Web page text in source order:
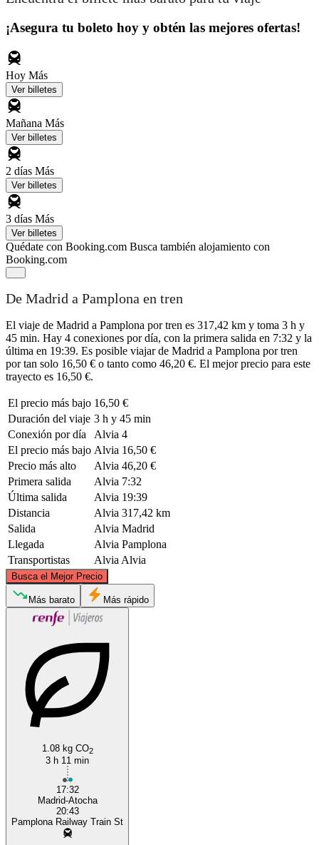
¡Asegura tu boleto hoy y obtén las mejores ofertas!
Hoy Más
Ver billetes
Mañana Más
Ver billetes
2 días Más
Ver billetes
3 días Más
Ver billetes
Quédate con Booking.com Busca también alojamiento con
Booking.com
De Madrid a Pamplona en tren
El viaje de Madrid a Pamplona por tren es 317,42 km y toma 3 h y
45 min. Hay 4 conexiones por día, con la primera salida en 7:32 y la
última en 19:39. Es posible viajar de Madrid a Pamplona por tren
por tan solo 16,50 € o tanto como 46,20 €. El mejor precio para este
trayecto es 16,50 €.
El precio más bajo 16,50 €
Duración del viaje 3 h y 45 min
Conexión por día
Alvia 4
El precio más bajo Alvia 16,50 €
Precio más alto
Alvia 46,20 €
Primera salida
Alvia 7:32
Última salida
Alvia 19:39
Distancia
Alvia 317,42 km
Salida
Alvia Madrid
Llegada
Alvia Pamplona
Transportistas
Alvia Alvia
Busca el Mejor Precio
Más barato Más rápido
1.08 kg CO2
3 h 11 min
17:32
Madrid-Atocha
20:43
Pamplona Railway Train St